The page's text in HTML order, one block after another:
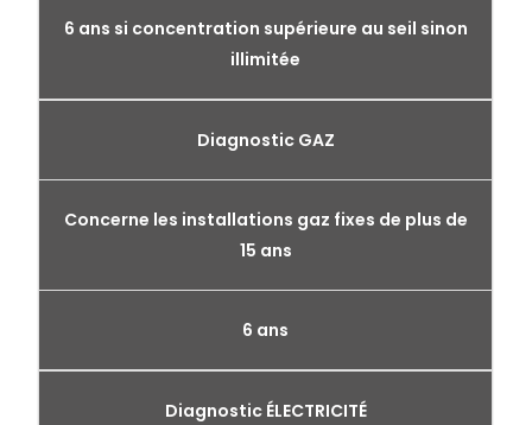
6 ans si concentration supérieure au seil sinon
illimitée
Diagnostic GAZ
Concerne les installations gaz fixes de plus de
15 ans
6 ans
Diagnostic ÉLECTRICITÉ